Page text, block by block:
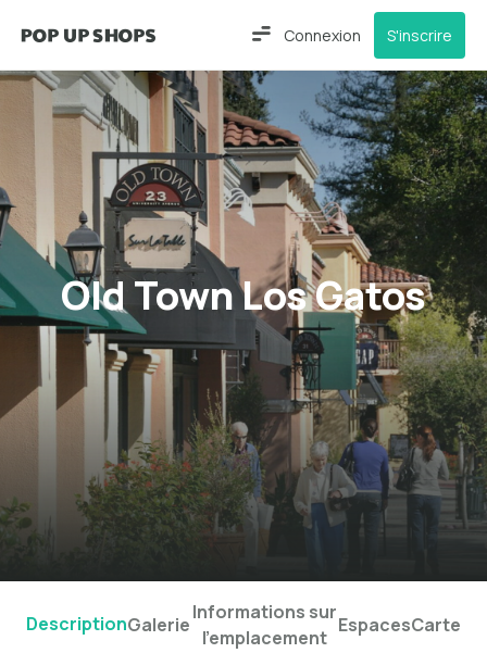
Connexion S'inscrire
Old Town Los Gatos
DescriptionGalerie
Informations sur
l'emplacement
EspacesCarte